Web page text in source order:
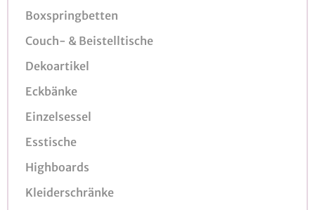
Boxspringbetten
Couch- & Beistelltische
Dekoartikel
Eckbänke
Einzelsessel
Esstische
Highboards
Kleiderschränke